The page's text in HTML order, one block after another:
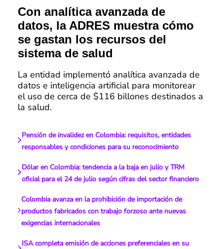
Con analítica avanzada de
datos, la ADRES muestra cómo
se gastan los recursos del
sistema de salud
La entidad implementó analítica avanzada de
datos e inteligencia artificial para monitorear
el uso de cerca de $116 billones destinados a
la salud.
Pensión de invalidez en Colombia: requisitos, entidades
responsables y condiciones para su reconocimiento
Dólar en Colombia: tendencia a la baja en julio y TRM
oficial para el 24 de julio según cifras del sector financiero
Colombia avanza en la prohibición de importación de
productos fabricados con trabajo forzoso ante nuevas
exigencias internacionales
ISA completa emisión de acciones preferenciales en su